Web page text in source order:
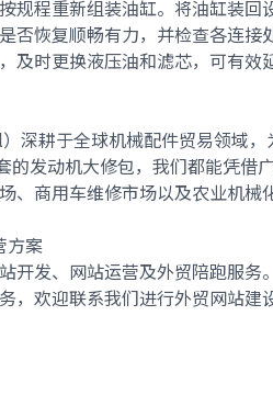
规程重新组装油缸。将油缸装
恢复顺畅有力，并检查各连接
及时更换液压油和滤芯，可有效
深耕于全球机械配件贸易领域，
的发动机大修包，我们都能凭借
、 商用车维修市场以及农业机械
方案
开发、 网站运营及外贸陪跑服务
，欢迎联系我们进行外贸网站建